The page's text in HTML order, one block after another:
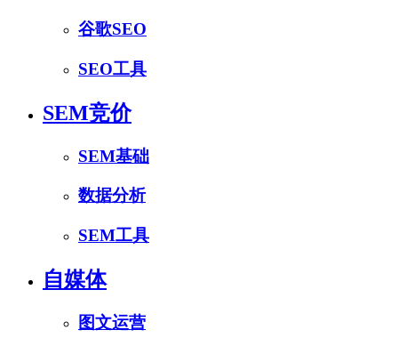
谷歌SEO
SEO工具
SEM竞价
SEM基础
数据分析
SEM工具
自媒体
图文运营